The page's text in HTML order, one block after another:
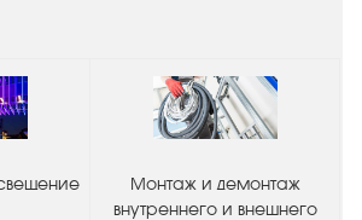
Монтаж и демонтаж
внутреннего и внешнего